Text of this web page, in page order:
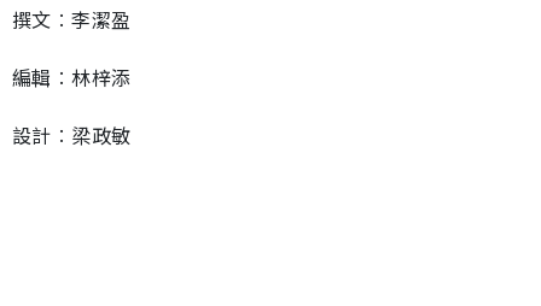
撰文︰李潔盈
編輯︰林梓添
設計︰梁政敏